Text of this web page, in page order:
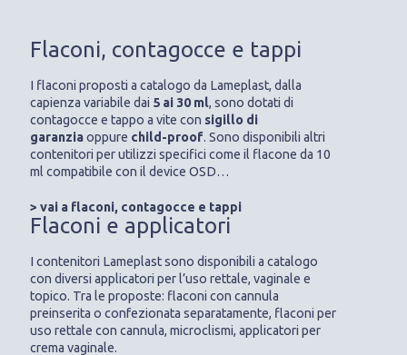
Flaconi, contagocce e tappi
I flaconi proposti a catalogo da Lameplast, dalla
capienza variabile dai 5 ai 30 ml, sono dotati di
contagocce e tappo a vite con sigillo di
garanziaoppure child-proof. Sono disponibili altri
contenitori per utilizzi specifici come il flacone da 10
ml compatibile con il device OSD…
> vai a flaconi, contagocce e tappi
Flaconi e applicatori
I contenitori Lameplast sono disponibili a catalogo
con diversi applicatori per l’uso rettale, vaginale e
topico. Tra le proposte: flaconi con cannula
preinserita o confezionata separatamente, flaconi per
uso rettale con cannula, microclismi, applicatori per
crema vaginale.